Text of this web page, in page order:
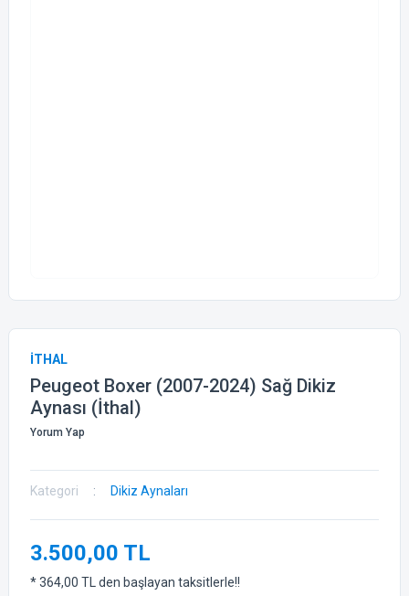
İTHAL
Peugeot Boxer (2007-2024) Sağ Dikiz
Aynası (İthal)
Yorum Yap
Kategori Dikiz Aynaları
3.500,00 TL
* 364,00 TL den başlayan taksitlerle!!